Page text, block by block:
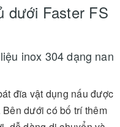
dưới Faster FS
inox 304 dạng nan
đĩa vật dụng nấu được
dưới có bố trí thêm